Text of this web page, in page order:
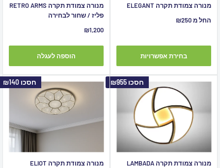
מנורה צמודת תקרה ELEGANT
מחיר
החל מ ₪250
בחירת אפשרויות
מנורה צמודת תקרה RETRO ARMS
פליז / שחור לבחירה
מחיר
₪1,200
הוספה לעגלה
חסכו ₪955
מנורה צמודת תקרה LAMBADA
חסכו ₪140
מנורה צמודת תקרה ELIOT